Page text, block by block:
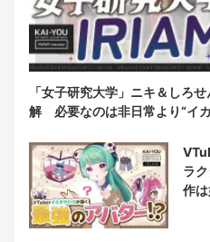
「女子研究大学」ニキ＆しろ
解 必要なのは非日常より“イ
ラ
作